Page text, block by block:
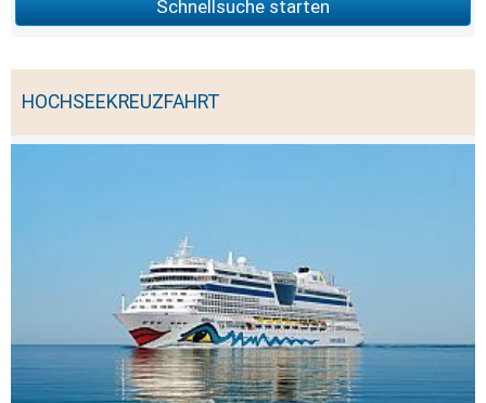
Schnellsuche starten
HOCHSEEKREUZFAHRT